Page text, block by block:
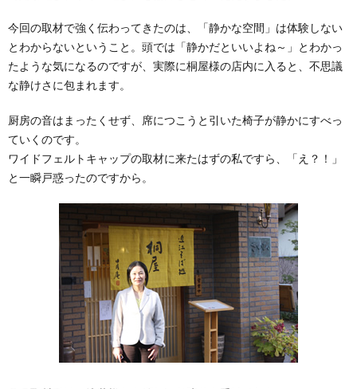
今回の取材で強く伝わってきたのは、「静かな空間」は体験しない
とわからないということ。頭では「静かだといいよね～」とわかっ
たような気になるのですが、実際に桐屋様の店内に入ると、不思議
な静けさに包まれます。
厨房の音はまったくせず、席につこうと引いた椅子が静かにすべっ
ていくのです。
ワイドフェルトキャップの取材に来たはずの私ですら、「え？！」
と一瞬戸惑ったのですから。